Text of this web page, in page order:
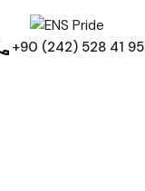
+90 (242) 528 41 95